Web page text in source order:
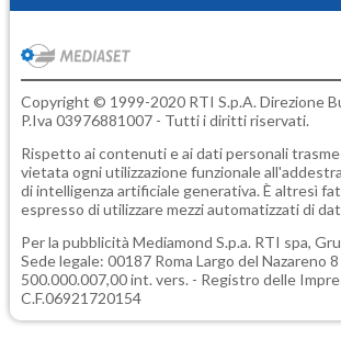
Copyright © 1999-2020 RTI S.p.A. Direzione
P.Iva 03976881007 - Tutti i diritti riservati.
Rispetto ai contenuti e ai dati personali
vietata ogni utilizzazione funzionale
di intelligenza artificiale generativa. È altresì
espresso di utilizzare mezzi automatizzati di
Per la pubblicità Mediamond S.p.a. RTI spa,
Sede legale: 00187 Roma Largo del Nazareno 8
500.000.007,00 int. vers. - Registro delle
C.F.06921720154